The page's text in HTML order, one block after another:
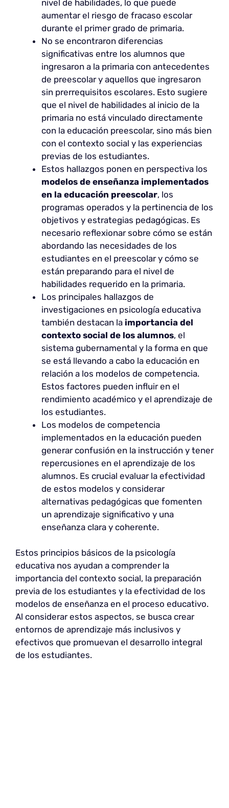
nivel de habilidades, lo que puede
aumentar el riesgo de fracaso escolar
durante el primer grado de primaria.
No se encontraron diferencias
significativas entre los alumnos que
ingresaron a la primaria con antecedentes
de preescolar y aquellos que ingresaron
sin prerrequisitos escolares. Esto sugiere
que el nivel de habilidades al inicio de la
primaria no está vinculado directamente
con la educación preescolar, sino más bien
con el contexto social y las experiencias
previas de los estudiantes.
Estos hallazgos ponen en perspectiva los
modelos de enseñanza implementados
en la educación preescolar, los
programas operados y la pertinencia de los
objetivos y estrategias pedagógicas. Es
necesario reflexionar sobre cómo se están
abordando las necesidades de los
estudiantes en el preescolar y cómo se
están preparando para el nivel de
habilidades requerido en la primaria.
Los principales hallazgos de
investigaciones en psicología educativa
también destacan la importancia del
contexto social de los alumnos, el
sistema gubernamental y la forma en que
se está llevando a cabo la educación en
relación a los modelos de competencia.
Estos factores pueden influir en el
rendimiento académico y el aprendizaje de
los estudiantes.
Los modelos de competencia
implementados en la educación pueden
generar confusión en la instrucción y tener
repercusiones en el aprendizaje de los
alumnos. Es crucial evaluar la efectividad
de estos modelos y considerar
alternativas pedagógicas que fomenten
un aprendizaje significativo y una
enseñanza clara y coherente.
Estos principios básicos de la psicología
educativa nos ayudan a comprender la
importancia del contexto social, la preparación
previa de los estudiantes y la efectividad de los
modelos de enseñanza en el proceso educativo.
Al considerar estos aspectos, se busca crear
entornos de aprendizaje más inclusivos y
efectivos que promuevan el desarrollo integral
de los estudiantes.